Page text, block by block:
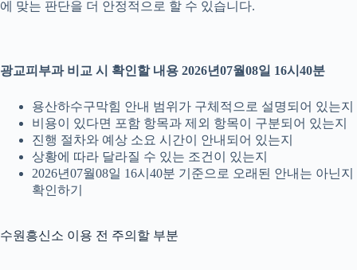
에 맞는 판단을 더 안정적으로 할 수 있습니다.
광교피부과 비교 시 확인할 내용 2026년07월08일 16시40분
용산하수구막힘 안내 범위가 구체적으로 설명되어 있는지
비용이 있다면 포함 항목과 제외 항목이 구분되어 있는지
진행 절차와 예상 소요 시간이 안내되어 있는지
상황에 따라 달라질 수 있는 조건이 있는지
2026년07월08일 16시40분 기준으로 오래된 안내는 아닌지
확인하기
수원흥신소 이용 전 주의할 부분